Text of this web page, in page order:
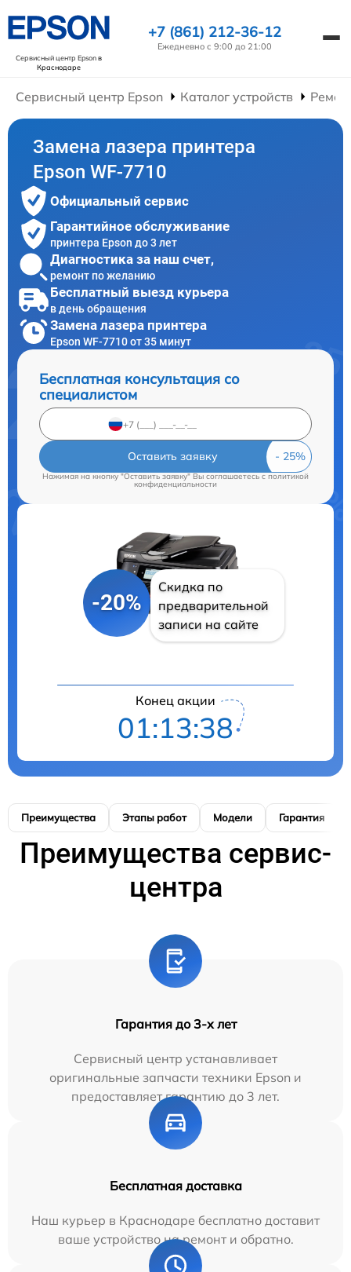
Сервисный центр Epsonв
Краснодаре
+7 (861) 212-36-12
Ежедневно с 9:00 до 21:00
Сервисный центр Epson Каталог устройств
Замена лазера принтера
Epson WF-7710
Официальный сервис
Гарантийное обслуживание
принтера Epson до 3 лет
Диагностика за наш счет,
ремонт по желанию
Бесплатный выезд курьера
в день обращения
Замена лазера принтера
Epson WF-7710 от 35 минут
Бесплатная консультация со
специалистом
Оставить заявку
Нажимая на кнопку "Оставить заявку" Вы соглашаетесь cполитикой
конфиденциальности
-20%
Скидка по
предварительной
записи на сайте
Конец акции
01:13:37
Преимущества Этапы работ Модели Гарантия
Преимущества сервис-
центра
Гарантия до 3-х лет
Сервисный центр устанавливает
оригинальные запчасти техники Epson и
предоставляет гарантию до 3 лет.
Бесплатная доставка
Наш курьер в Краснодаре бесплатно доставит
ваше устройство на ремонт и обратно.